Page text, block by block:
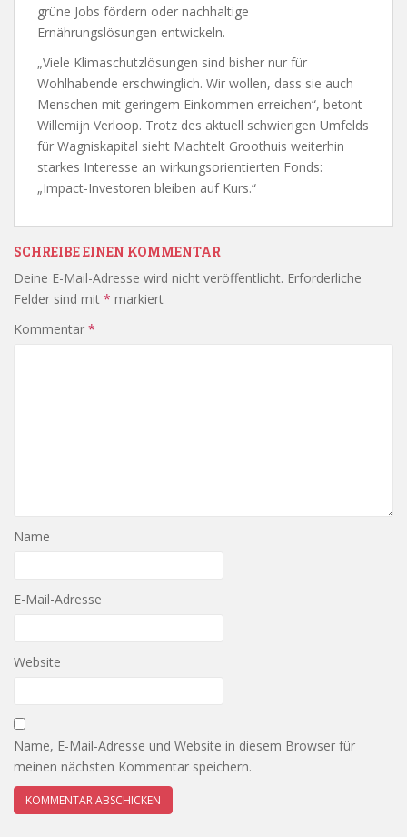
grüne Jobs fördern oder nachhaltige
Ernährungslösungen entwickeln.
„Viele Klimaschutzlösungen sind bisher nur für
Wohlhabende erschwinglich. Wir wollen, dass sie auch
Menschen mit geringem Einkommen erreichen“, betont
Willemijn Verloop. Trotz des aktuell schwierigen Umfelds
für Wagniskapital sieht Machtelt Groothuis weiterhin
starkes Interesse an wirkungsorientierten Fonds:
„Impact-Investoren bleiben auf Kurs.“
SCHREIBE EINEN KOMMENTAR
Deine E-Mail-Adresse wird nicht veröffentlicht. Erforderliche
Felder sind mit * markiert
Kommentar *
Name
E-Mail-Adresse
Website
Name, E-Mail-Adresse und Website in diesem Browser für
meinen nächsten Kommentar speichern.